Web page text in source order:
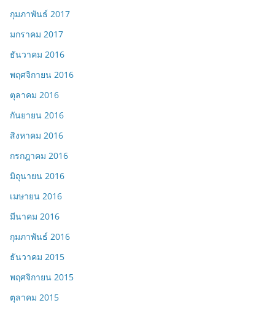
กุมภาพันธ์ 2017
มกราคม 2017
ธันวาคม 2016
พฤศจิกายน 2016
ตุลาคม 2016
กันยายน 2016
สิงหาคม 2016
กรกฎาคม 2016
มิถุนายน 2016
เมษายน 2016
มีนาคม 2016
กุมภาพันธ์ 2016
ธันวาคม 2015
พฤศจิกายน 2015
ตุลาคม 2015